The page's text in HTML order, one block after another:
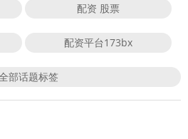
配资 股票
配资平台173bx
部话题标签